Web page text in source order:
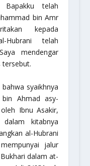
Bapakku telah
bin Amr
kepada
Hubrani telah
mendengar
tersebut.
syaikhnya
bin Ahmad asy-
Ibnu Asakir,
kitabnya
al-Hubrani
jalur
dalam at-